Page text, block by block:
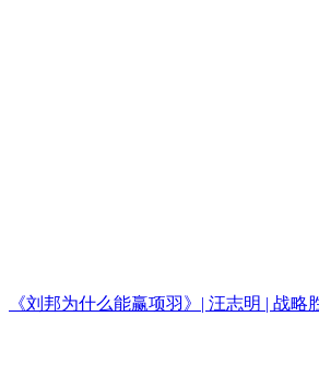
《刘邦为什么能赢项羽》| 汪志明 | 战略